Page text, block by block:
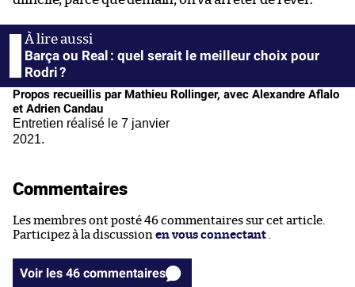
Barça ou Real : quel serait le meilleur choix pour
Rodri ?
Propos recueillis par Mathieu Rollinger, avec Alexandre Aflalo
et Adrien Candau
Entretien réalisé le 7 janvier
2021.
Commentaires
Les membres ont posté 46 commentaires sur cet article.
Participez à la discussion en vous connectant
Voir les 46 commentaires